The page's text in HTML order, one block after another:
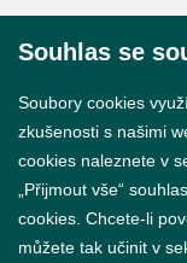
Souhlas se
Soubory cookies
zkušenosti s našimi
cookies naleznete v
„Přijmout vše“
cookies. Chcete-li
můžete tak učinit v